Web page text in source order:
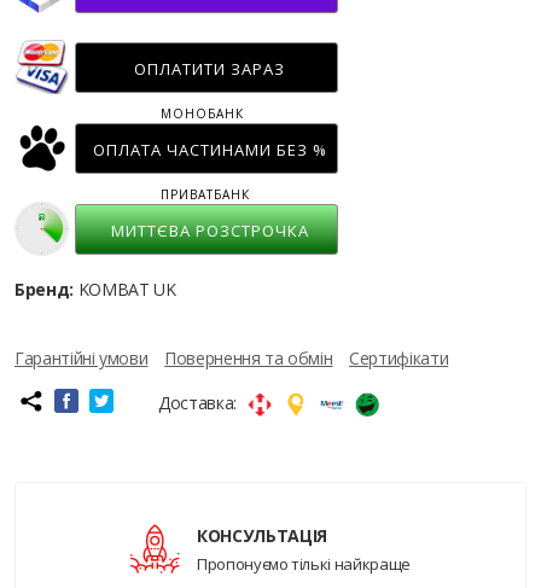
ОПЛАТИТИ ЗАРАЗ
ОПЛАТА ЧАСТИНАМИ БЕЗ %
МОНОБАНК
МИТТЄВА РОЗСТРОЧКА
ПРИВАТБАНК
Бренд: KOMBAT UK
Гарантійні умови Повернення та обмін
Сертифікати
Доставка:
КОНСУЛЬТАЦІЯ
Пропонуємо тількі найкраще